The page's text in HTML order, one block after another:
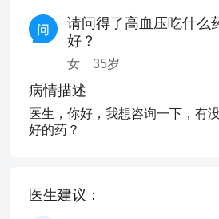
请问得了高血压吃什么
好？
女 35岁
病情描述
医生，你好，我想咨询一下，有
好的药？
医生建议：